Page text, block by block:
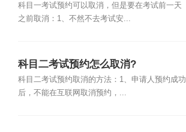
科目一考试预约可以取消，但是要在考试前一天
之前取消：1、不然不去考试安...
科目二考试预约怎么取消?
科目二考试预约取消的方法：1、申请人预约成功
后，不能在互联网取消预约，...